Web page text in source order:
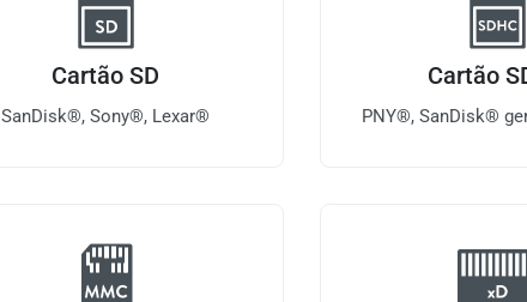
Cartão SD
SanDisk®, Sony®, Lexar®
Cartão
PNY®, SanDisk®